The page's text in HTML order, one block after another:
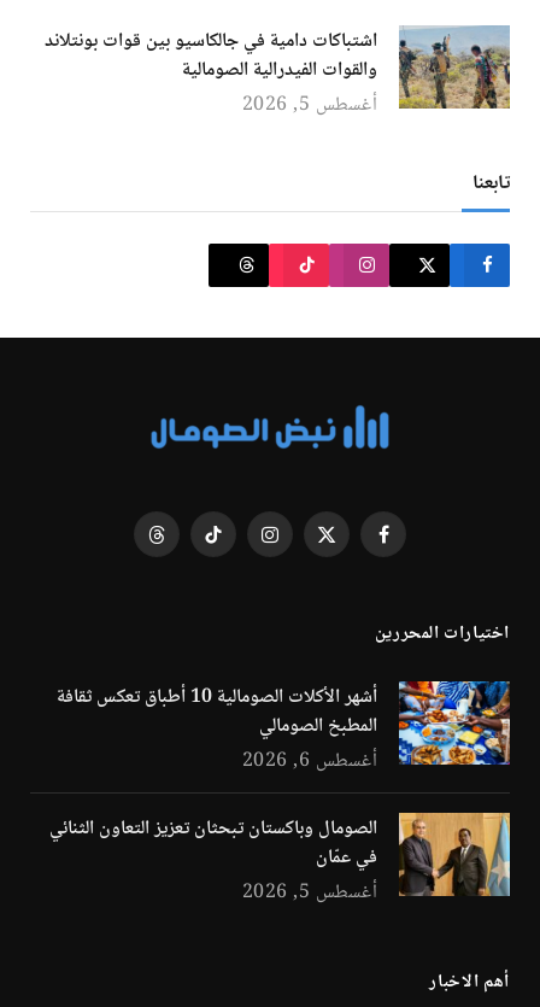
اشتباكات دامية في جالكاسيو بين قوات بونتلاند
والقوات الفيدرالية الصومالية
أغسطس 5, 2026
تابعنا
فيسبوك X
الانستغرامتيكتوك Threads
اختيارات المحررين
أشهر الأكلات الصومالية 10 أطباق تعكس ثقافة
المطبخ الصومالي
أغسطس 6, 2026
الصومال وباكستان تبحثان تعزيز التعاون الثنائي
في عمّان
أغسطس 5, 2026
أهم الاخبار